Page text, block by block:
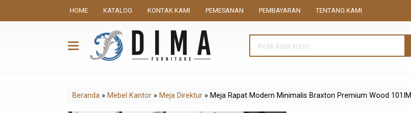
HOME KATALOG KONTAK KAMI PEMESANAN PEMBAYARAN TENTANG KAMI
Beranda » Mebel Kantor » Meja Direktur » Meja Rapat Modern Minimalis Braxton Premium Wood 101IM